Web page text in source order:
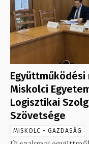
Miskolci
Logisztikai
Szövetsége
MISKOLC - GAZDASÁG